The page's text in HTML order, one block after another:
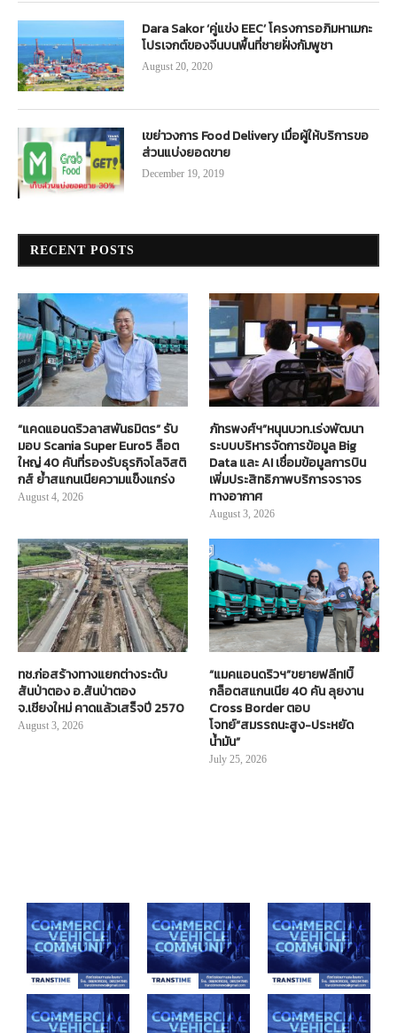
Dara Sakor ‘คู่แข่ง EEC’ โครงการอภิมหาเมกะ
โปรเจกต์ของจีนบนพื้นที่ชายฝั่งกัมพูชา
August 20, 2020
เขย่าวงการ Food Delivery เมื่อผู้ให้บริการขอ
ส่วนแบ่งยอดขาย
December 19, 2019
RECENT POSTS
“แคดแอนดริวลาสพันธมิตร” รับ
มอบ Scania Super Euro5 ล็อต
ใหญ่ 40 คันที่รองรับธุรกิจโลจิสติ
กส์ ย้ำสแกนเนียความแข็งแกร่ง
August 4, 2026
ภัทรพงศ์ฯ”หนุนบวท.เร่งพัฒนา
ระบบบริหารจัดการข้อมูล Big
Data และ AI เชื่อมข้อมูลการบิน
เพิ่มประสิทธิภาพบริการจราจร
ทางอากาศ
August 3, 2026
ทช.ก่อสร้างทางแยกต่างระดับ
สันป่าตอง อ.สันป่าตอง
จ.เชียงใหม่ คาดแล้วเสร็จปี 2570
August 3, 2026
“แมคแอนดริวฯ”ขยายฟลีท!บิ๊
กล็อตสแกนเนีย 40 คัน ลุยงาน
Cross Border ตอบ
โจทย์“สมรรถนะสูง-ประหยัด
น้ำมัน”
July 25, 2026